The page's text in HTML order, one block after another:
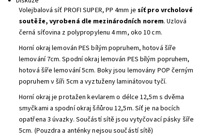
Volejbalová síť PROFI SUPER, PP 4mm je síť pro vrcholové
soutěže, vyrobená dle mezinárodních norem. Uzlová
černá síťovina z polypropylenu 4 mm, oko 10 cm.
Horní okraj lemován PES bílým popruhem, hotová šíře
lemování 7cm. Spodní okraj lemován PES bílým popruhem,
hotová šíře lemování 5cm. Boky jsou lemovány POP černým
popruhem v šíři 5cm a vyztuženy laminátovou tyčí.
Horní okraj je protažen kevlarem o délce 12,5m s dvěma
smyčkami a spodní okraj šňůrou 12,5m. Síť je na bocích
opatřena 3 úvazky. Součástí sítě jsou vytyčovací pásky šíře
5cm. (Pouzdra a anténky nejsou součástí sítě)